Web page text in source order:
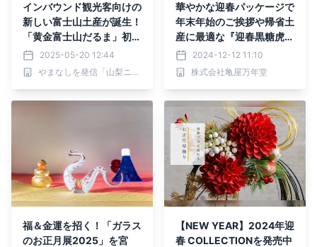
インバウンド観光客向けの
新しい富士山土産が誕生！
「黄金富士山だるま」初回
モデルは新倉山浅間公園デ
ザイン
2025-05-20 12:44
やまなしを発信「山梨ニュース」
華やかな迎春パッケージで
年末年始のご挨拶や帰省土
産に最適な『迎春黒糖虎
焼・迎春バター虎焼』が期
間限定販売！
2024-12-12 11:10
株式会社亀屋万年堂
福＆金運を招く！「ガラス
のお正月展2025」を宮
【NEW YEAR】2024年迎
春 COLLECTIONを発売中